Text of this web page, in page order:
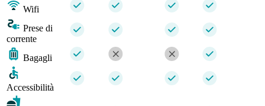
Wifi
Prese di
corrente
Bagagli
Accessibilità